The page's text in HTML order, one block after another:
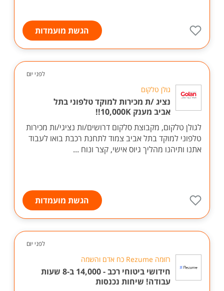
הגשת מועמדות
לפני יום
גולן טלקום
נציג /ת מכירות למוקד טלפוני בתל
אביב מענק 10,000K!!
לגולן טלקום, מקבוצת סלקום דרושים/ות נציגי/ות מכירות
טלפוני למוקד בתל אביב צמוד לתחנת רכבת בואו לעבוד
אתנו ותיהנו מהליך גיוס אישי, קצר ונוח ...
הגשת מועמדות
לפני יום
רזומה Rezume כח אדם והשמה
חידושי ביטוחי רכב - 14,000 ב-8 שעות
עבודה! שיחות נכנסות